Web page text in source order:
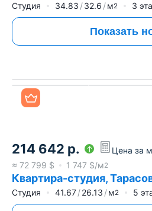
Студия 34.83 32.6 м2 3
Показать
214 642 р. Цена за м
≈ 72 799 $ 1 747 $/м2
Квартира-студия,
Студия 41.67 26.13 м2 5